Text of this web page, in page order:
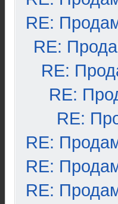
RE:
RE:
RE:
RE:
RE:
RE:
RE:
RE: